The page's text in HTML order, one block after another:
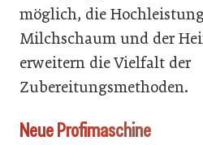
möglich, die
Milchschaum und der
erweitern die Vielfalt der
Zubereitungsmethoden.
Neue Profimaschine